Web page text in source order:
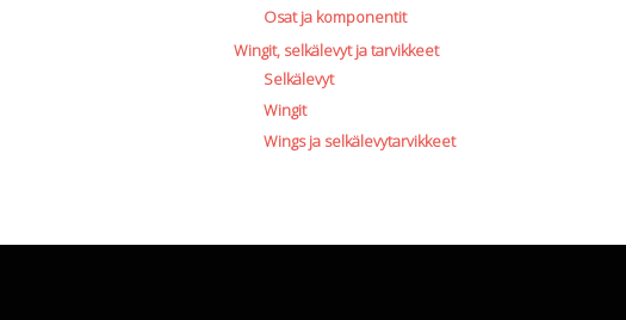
Osat ja komponentit
Wingit, selkälevyt ja tarvikkeet
Selkälevyt
Wingit
Wings ja selkälevytarvikkeet